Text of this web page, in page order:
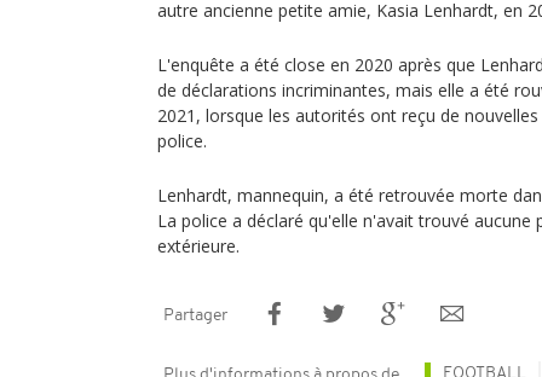
autre ancienne petite amie, Kasia Lenhardt, en
L'enquête a été close en 2020 après que
de déclarations incriminantes, mais elle a été
2021, lorsque les autorités ont reçu de
police.
Lenhardt, mannequin, a été retrouvée morte
La police a déclaré qu'elle n'avait trouvé aucune
extérieure.
Partager